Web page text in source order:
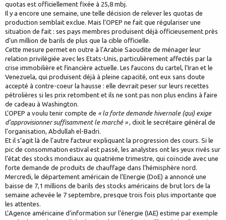
quotas est officiellement fixée à 25,8 mbj.
Il y a encore une semaine, une telle décision de relever les quotas de
production semblait exclue. Mais l’OPEP ne fait que régulariser une
situation de fait : ses pays membres produisent déjà officieusement près
d’un million de barils de plus que la cible officielle.
Cette mesure permet en outre à l’Arabie Saoudite de ménager leur
relation privilégiée avec les Etats-Unis, particulièrement affectés par la
crise immobilière et financière actuelle. Les faucons du cartel, l’Iran et le
Venezuela, qui produisent déjà à pleine capacité, ont eux sans doute
accepté à contre-coeur la hausse : elle devrait peser sur leurs recettes
pétrolières si les prix retombent et ils ne sont pas non plus enclins à faire
de cadeau à Washington.
L’OPEP a voulu tenir compte de « la forte demande hivernale (qui) exige
d’approvisionner suffisamment le marché », dixit le secrétaire général de
l’organisation, Abdullah el-Badri.
Et il s’agit là de l’autre facteur expliquant la progression des cours. Si le
pic de consommation estival est passé, les analystes ont les yeux rivés sur
l’état des stocks mondiaux au quatrième trimestre, qui coïncide avec une
forte demande de produits de chauffage dans l’hémisphère nord.
Mercredi, le département américain de l’Energie (DoE) a annoncé une
baisse de 7,1 millions de barils des stocks américains de brut lors de la
semaine achevée le 7 septembre, presque trois fois plus importante que
les attentes.
L’Agence américaine d’information sur l'énergie (IAE) estime par exemple